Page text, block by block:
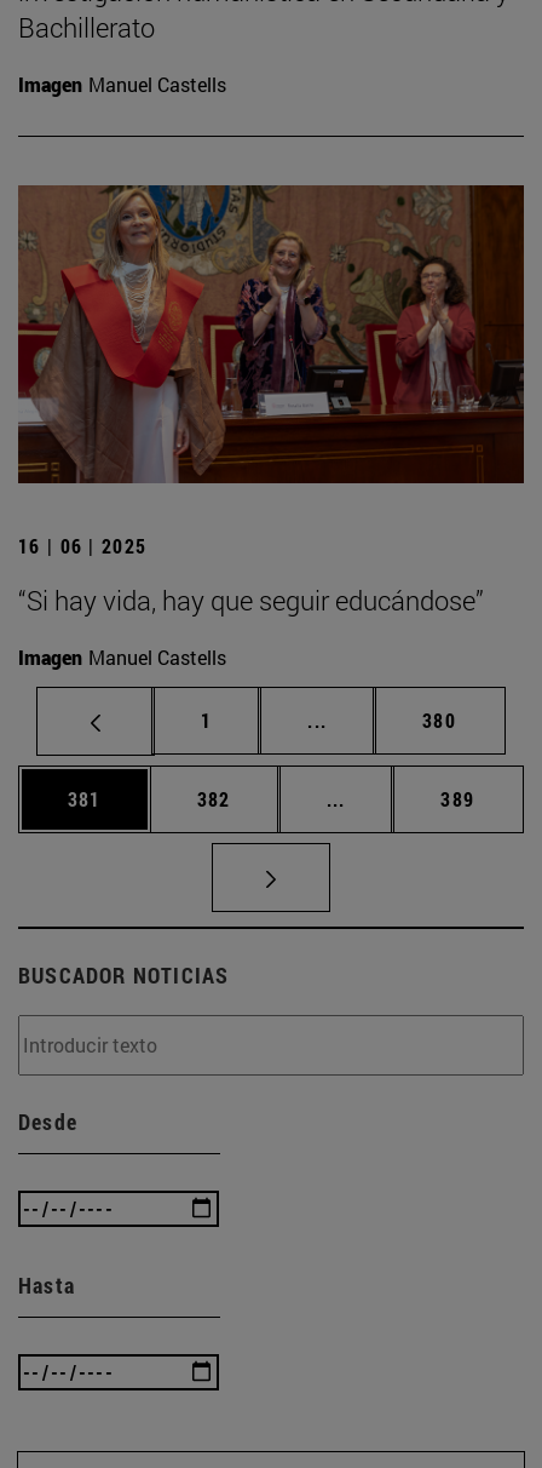
Bachillerato
Imagen Manuel Castells
16 | 06 | 2025
“Si hay vida, hay que seguir educándose”
Imagen Manuel Castells
Página
1 ... Páginas intermedias
Página
380
Página
381 Página
382 ... Páginas intermedias
Página
389
BUSCADOR NOTICIAS
Desde
Hasta